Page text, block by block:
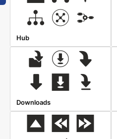
Hub
Downloads